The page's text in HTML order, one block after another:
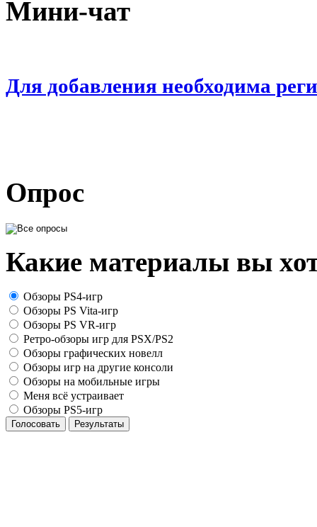
Мини-чат
Для добавления необходима
Опрос
Какие материалы вы
Обзоры PS4-игр
Обзоры PS Vita-игр
Обзоры PS VR-игр
Ретро-обзоры игр для PSX/PS2
Обзоры графических новелл
Обзоры игр на другие консоли
Обзоры на мобильные игры
Меня всё устраивает
Обзоры PS5-игр
Голосовать Результаты